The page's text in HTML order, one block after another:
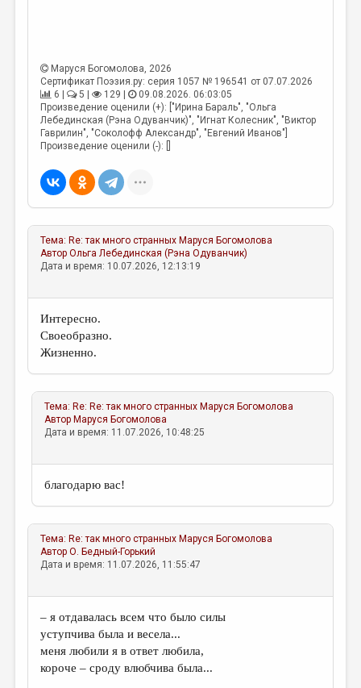
ПУБЛИЦИСТИКА
РЕЦЕНЗИРОВАНИЕ
ЦИКЛЫ ПУБЛИКАЦИЙ
МЕДИА
Маруся Богомолова, 2026
Сертификат Поэзия.ру: серия 1057 № 196541 от 07.07.2026
6 |
5 | 129 |
09.08.2026. 06:03:05
Произведение оценили (+): ["Ирина Бараль", "Ольга
Лебединская (Рэна Одуванчик)", "Игнат Колесник", "Виктор
Гаврилин", "Соколофф Александр", "Евгений Иванов"]
Произведение оценили (-): []
Тема: Re: так много странных Маруся Богомолова
АвторОльга Лебединская (Рэна Одуванчик)
Дата и время: 10.07.2026, 12:13:19
Интересно.
Своеобразно.
Жизненно.
Тема: Re: Re: так много странных Маруся Богомолова
Автор Маруся Богомолова
Дата и время: 11.07.2026, 10:48:25
благодарю вас!
Тема: Re: так много странных Маруся Богомолова
АвторО. Бедный-Горький
Дата и время: 11.07.2026, 11:55:47
– я отдавалась всем что было силы
уступчива была и весела...
меня любили я в ответ любила,
короче – сроду влюбчива была...